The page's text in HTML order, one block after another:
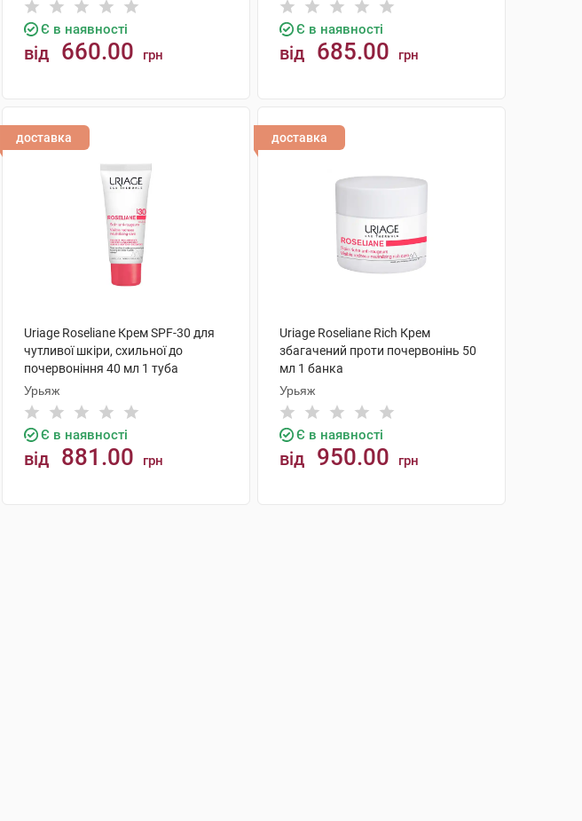
Є в наявності
від 660.00 грн
Є в наявності
від 685.00 грн
доставка
Uriage Roseliane Крем SPF-30 для
чутливої шкіри, схильної до
почервоніння 40 мл 1 туба
Урьяж
Є в наявності
від 881.00 грн
доставка
Uriage Roseliane Rich Крем
збагачений проти почервонінь 50
мл 1 банка
Урьяж
Є в наявності
від 950.00 грн